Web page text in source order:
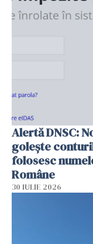
Alertă DNSC:
golește
folosesc
Române
30 IULIE 2026